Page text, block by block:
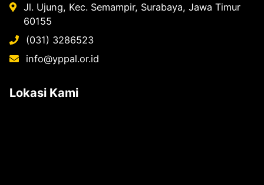
Jl. Ujung, Kec. Semampir, Surabaya, Jawa Timur
60155
(031) 3286523
info@yppal.or.id
Lokasi Kami